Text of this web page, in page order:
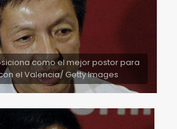
como el mejor postor para
el Valencia/ Getty Images